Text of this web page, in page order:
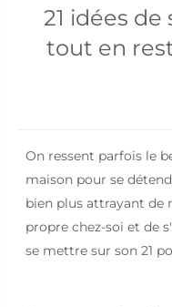
21 idées
tout en
On ressent parfois le
maison pour se
bien plus attrayant de
propre chez-soi et de
se mettre sur son 21